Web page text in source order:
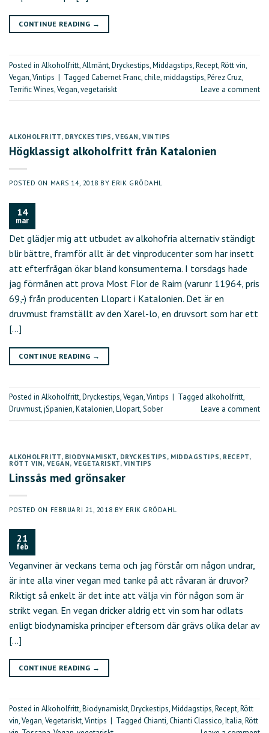
CONTINUE READING →
Posted in Alkoholfritt,Allmänt,Dryckestips,Middagstips,Recept,Rött vin,
Vegan,Vintips | Tagged Cabernet Franc,chile,middagstips,Pérez Cruz,
Terrific Wines,Vegan,vegetariskt Leave a comment
ALKOHOLFRITT, DRYCKESTIPS ,VEGAN ,VINTIPS
Högklassigt alkoholfritt från Katalonien
POSTED ON MARS 14, 2018 BY ERIK GRÖDAHL
14
mar
Det glädjer mig att utbudet av alkohofria alternativ ständigt
blir bättre, framför allt är det vinproducenter som har insett
att efterfrågan ökar bland konsumenterna. I torsdags hade
jag förmånen att prova Most Flor de Raim (varunr 11964, pris
69,-) från producenten Llopart i Katalonien. Det är en
druvmust framställt av den Xarel-lo, en druvsort som har ett
[…]
CONTINUE READING →
Posted in Alkoholfritt,Dryckestips,Vegan,Vintips | Tagged alkoholfritt,
Druvmust,jSpanien,Katalonien,Llopart,Sober Leave a comment
ALKOHOLFRITT, BIODYNAMISKT, DRYCKESTIPS , MIDDAGSTIPS, RECEPT,
RÖTT VIN, VEGAN, VEGETARISKT, VINTIPS
Linssås med grönsaker
POSTED ON FEBRUARI 21, 2018 BY ERIK GRÖDAHL
21
feb
Veganviner är veckans tema och jag förstår om någon undrar,
är inte alla viner vegan med tanke på att råvaran är druvor?
Riktigt så enkelt är det inte att välja vin för någon som är
strikt vegan. En vegan dricker aldrig ett vin som har odlats
enligt biodynamiska principer eftersom där grävs olika delar av
[…]
CONTINUE READING →
Posted in Alkoholfritt,Biodynamiskt,Dryckestips,Middagstips,Recept,Rött
vin,Vegan,Vegetariskt,Vintips | Tagged Chianti,Chianti Classico,Italia,Rött